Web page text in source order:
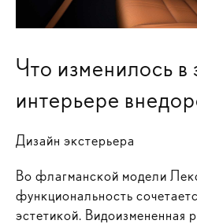
Что изменилось в
интерьере
Дизайн экстерьера
Во флагманской модели
функциональность
эстетикой. Видоизмененная